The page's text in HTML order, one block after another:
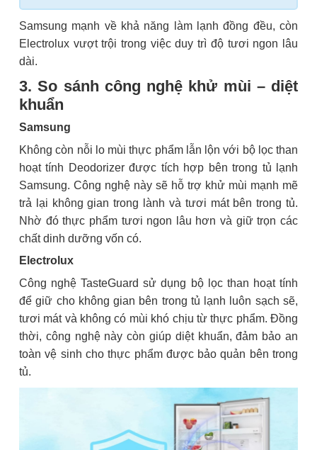
Samsung mạnh về khả năng làm lạnh đồng đều, còn
Electrolux vượt trội trong việc duy trì độ tươi ngon lâu
dài.
3. So sánh công nghệ khử mùi – diệt
khuẩn
Samsung
Không còn nỗi lo mùi thực phẩm lẫn lộn với bộ lọc than
hoạt tính Deodorizer được tích hợp bên trong tủ lạnh
Samsung. Công nghệ này sẽ hỗ trợ khử mùi mạnh mẽ
trả lại không gian trong lành và tươi mát bên trong tủ.
Nhờ đó thực phẩm tươi ngon lâu hơn và giữ trọn các
chất dinh dưỡng vốn có.
Electrolux
Công nghệ TasteGuard sử dụng bộ lọc than hoạt tính
để giữ cho không gian bên trong tủ lạnh luôn sạch sẽ,
tươi mát và không có mùi khó chịu từ thực phẩm. Đồng
thời, công nghệ này còn giúp diệt khuẩn, đảm bảo an
toàn vệ sinh cho thực phẩm được bảo quản bên trong
tủ.